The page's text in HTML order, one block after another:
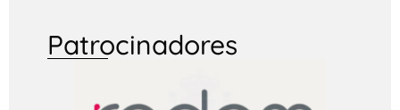
Patrocinadores